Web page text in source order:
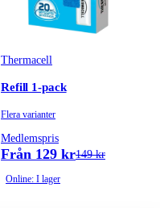
Thermacell
Refill 1-pack
Flera varianter
Medlemspris
Från 129 kr149 kr
Online: I lager